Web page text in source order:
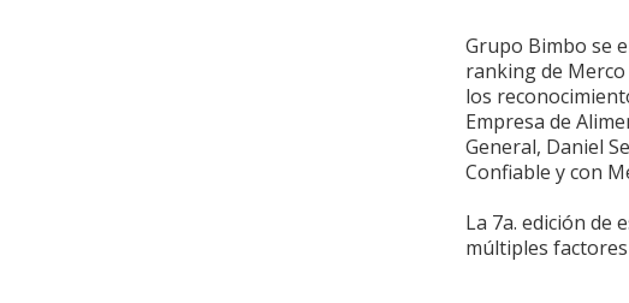
Grupo Bimbo se
ranking de Merco
los
Empresa de
General, Daniel
Confiable y con
La 7a. edición de
múltiples